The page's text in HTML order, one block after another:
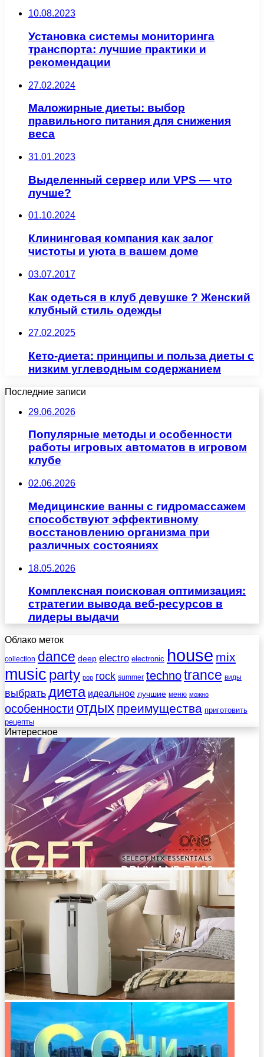
10.08.2023
Установка системы мониторинга
транспорта: лучшие практики и
рекомендации
27.02.2024
Маложирные диеты: выбор
правильного питания для снижения
веса
31.01.2023
Выделенный сервер или VPS — что
лучше?
01.10.2024
Клининговая компания как залог
чистоты и уюта в вашем доме
03.07.2017
Как одеться в клуб девушке ? Женский
клубный стиль одежды
27.02.2025
Кето-диета: принципы и польза диеты с
низким углеводным содержанием
Последние записи
29.06.2026
Популярные методы и особенности
работы игровых автоматов в игровом
клубе
02.06.2026
Медицинские ванны с гидромассажем
способствуют эффективному
восстановлению организма при
различных состояниях
18.05.2026
Комплексная поисковая оптимизация:
стратегии вывода веб-ресурсов в
лидеры выдачи
Облако меток
collection dance deep electro electronic house mix
music party pop rock summer technotrance виды
выбратьдиета идеальное лучшие меню можно
особенности отдых преимущества приготовить
рецепты
Интересное